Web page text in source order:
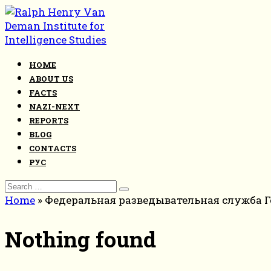
Skip
to
content
HOME
ABOUT US
FACTS
NAZI-NEXT
REPORTS
BLOG
CONTACTS
РУС
Search
for:
Home » Федеральная разведывательная служба
Nothing found